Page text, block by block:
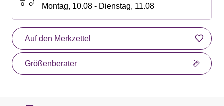
Montag, 10.08 - Dienstag, 11.08
Auf den Merkzettel
Größenberater